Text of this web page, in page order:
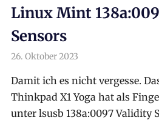
Linux Mint
Sensors
26. Oktober 2023
Damit ich es nicht vergesse.
Thinkpad X1 Yoga hat als
unter lsusb 138a:0097 Validity